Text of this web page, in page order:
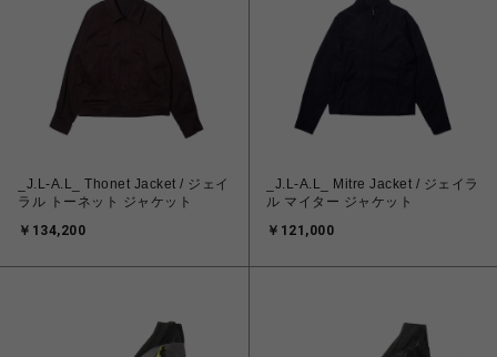
_J.L-A.L_ Thonet Jacket / ジェイ
ラル トーネット ジャケット
￥134,200
_J.L-A.L_ Mitre Jacket / ジェイラ
ル マイター ジャケット
￥121,000